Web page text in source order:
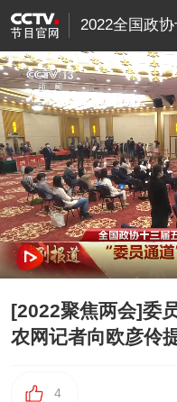
2022全国政
[2022聚焦两会]委
农网记者向欧彦伶
4